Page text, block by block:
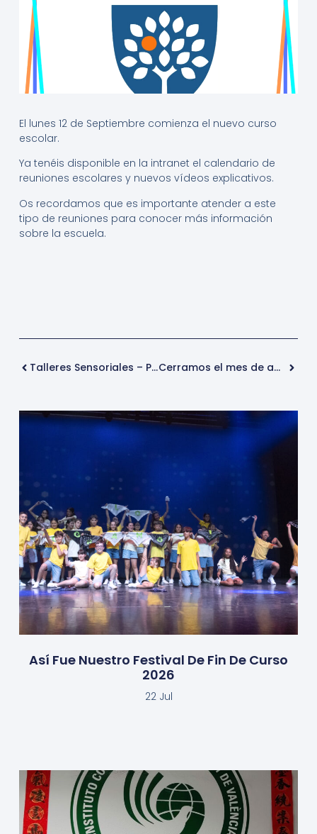
El lunes 12 de Septiembre comienza el nuevo curso
escolar.
Ya tenéis disponible en la intranet el calendario de
reuniones escolares y nuevos vídeos explicativos.
Os recordamos que es importante atender a este
tipo de reuniones para conocer más información
sobre la escuela.
Talleres Sensoriales – Primer Ciclo Cerramos el mes de agosto
Así Fue Nuestro Festival De Fin De Curso
2026
22 Jul